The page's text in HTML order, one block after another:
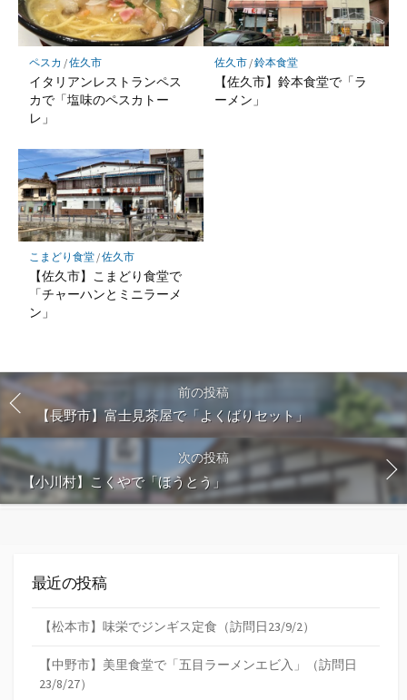
ペスカ /佐久市
イタリアンレストランペス
カで「塩味のペスカトー
レ」
佐久市/鈴本食堂
【佐久市】鈴本食堂で「ラ
ーメン」
こまどり食堂/佐久市
【佐久市】こまどり食堂で
「チャーハンとミニラーメ
ン」
前の投稿
【長野市】富士見茶屋で「よくばりセット」
次の投稿
【小川村】こくやで「ほうとう」
最近の投稿
【松本市】味栄でジンギス定食（訪問日23/9/2）
【中野市】美里食堂で「五目ラーメンエビ入」（訪問日
23/8/27）